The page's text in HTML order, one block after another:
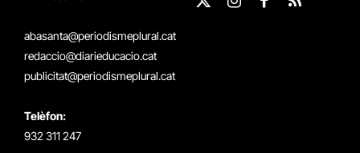
abasanta@periodismeplural.cat
redaccio@diarieducacio.cat
publicitat@periodismeplural.cat
Telèfon:
932 311 247
X
Instagram
Facebook
RSS